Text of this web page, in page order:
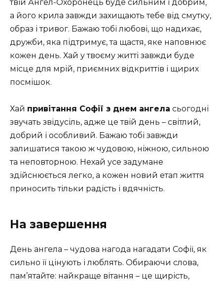
твій Ангел-Охоронець буде сильним і добрим,
а його крила завжди захищають тебе від смутку,
образ і тривог. Бажаю тобі любові, що надихає,
дружби, яка підтримує, та щастя, яке наповнює
кожен день. Хай у твоєму житті завжди буде
місце для мрій, приємних відкриттів і щирих
посмішок.
Хай привітання Софії з днем ангела сьогодні
звучать звідусіль, адже це твій день – світлий,
добрий і особливий. Бажаю тобі завжди
залишатися такою ж чудовою, ніжною, сильною
та неповторною. Нехай усе задумане
здійснюється легко, а кожен новий етап життя
приносить тільки радість і вдячність.
На завершення
День ангела – чудова нагода нагадати Софії, як
сильно її цінують і люблять. Обираючи слова,
пам’ятайте: найкраще вітання – це щирість,